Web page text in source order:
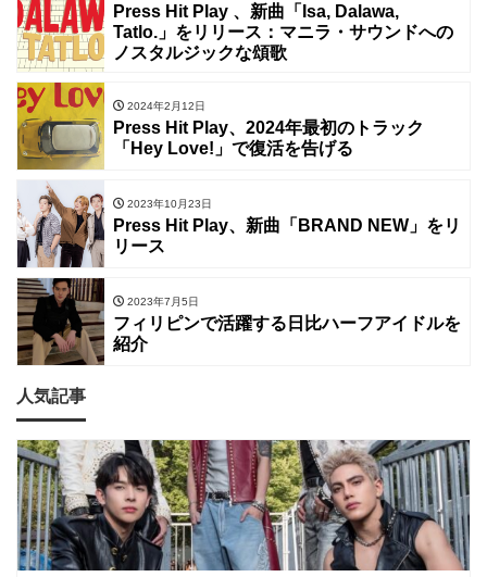
Press Hit Play 、新曲「Isa, Dalawa,
Tatlo.」をリリース：マニラ・サウンドへの
ノスタルジックな頌歌
2024年2月12日
Press Hit Play、2024年最初のトラック
「Hey Love!」で復活を告げる
2023年10月23日
Press Hit Play、新曲「BRAND NEW」をリ
リース
2023年7月5日
フィリピンで活躍する日比ハーフアイドルを
紹介
人気記事